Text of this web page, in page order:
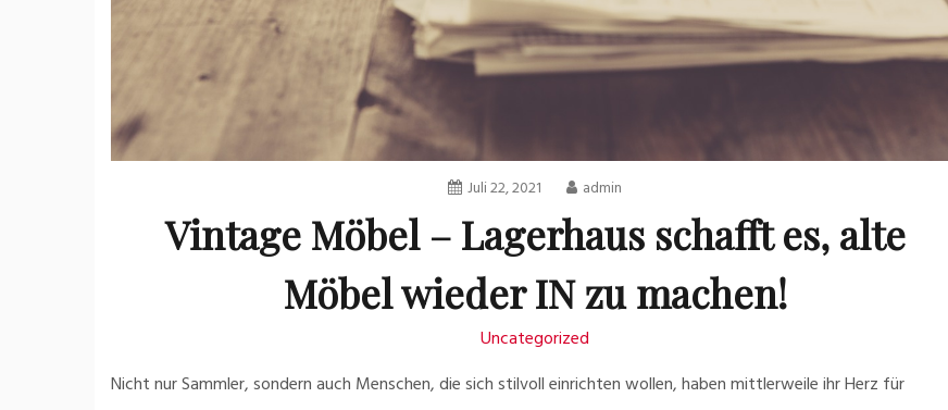
Juli 22, 2021 admin
Vintage Möbel – Lagerhaus schafft es, alte
Möbel wieder IN zu machen!
Uncategorized
Nicht nur Sammler, sondern auch Menschen, die sich stilvoll einrichten wollen, haben mittlerweile ihr Herz für